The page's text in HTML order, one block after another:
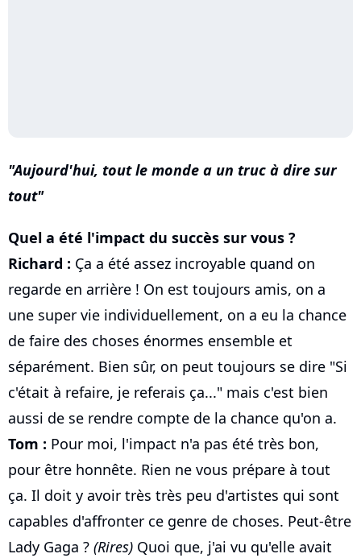
Aujourd'hui, tout le monde a un truc à dire sur
tout
Quel a été l'impact du succès sur vous ?
Richard : Ça a été assez incroyable quand on
regarde en arrière ! On est toujours amis, on a
une super vie individuellement, on a eu la chance
de faire des choses énormes ensemble et
séparément. Bien sûr, on peut toujours se dire "Si
c'était à refaire, je referais ça..." mais c'est bien
aussi de se rendre compte de la chance qu'on a.
Tom : Pour moi, l'impact n'a pas été très bon,
pour être honnête. Rien ne vous prépare à tout
ça. Il doit y avoir très très peu d'artistes qui sont
capables d'affronter ce genre de choses. Peut-être
Lady Gaga ? (Rires) Quoi que, j'ai vu qu'elle avait